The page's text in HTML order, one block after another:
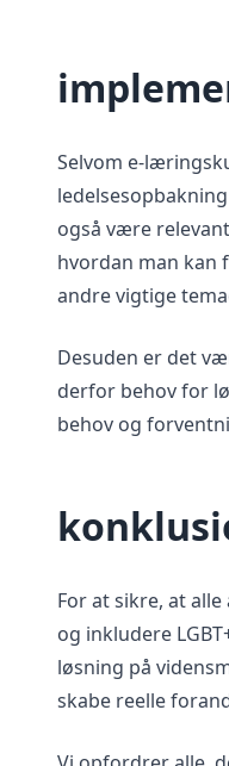
Selvom e-
også være
hvordan man kan
andre vigtige
Desuden er det
derfor behov for
behov og
For at sikre, at
og inkludere
løsning på
skabe reelle